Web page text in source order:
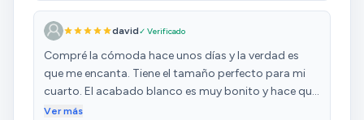
david✓ Verificado
Compré la cómoda hace unos días y la verdad es
que me encanta. Tiene el tamaño perfecto para mi
cuarto. El acabado blanco es muy bonito y hace que
la habitación se vea más luminosa. La calidad del
Ver más